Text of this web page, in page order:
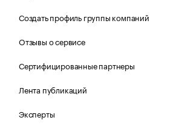
Создать профиль группы компаний
Отзывы о сервисе
Сертифицированные партнеры
Лента публикаций
Эксперты